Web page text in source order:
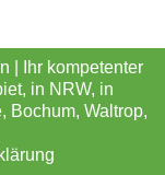
| Ihr kompetenter
in NRW, in
Bochum, Waltrop,